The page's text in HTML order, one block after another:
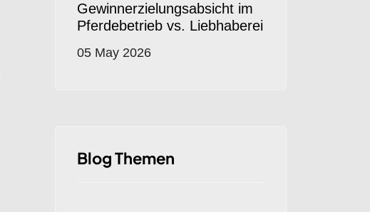
Gewinnerzielungsabsicht im
Pferdebetrieb vs. Liebhaberei
05 May 2026
Blog Themen